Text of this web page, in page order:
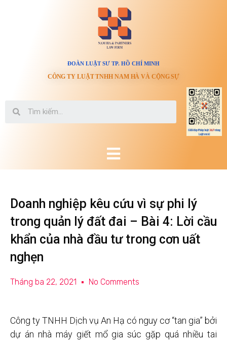
ĐOÀN LUẬT SƯ TP. HỒ CHÍ MINH
CÔNG TY LUẬT TNHH NAM HÀ VÀ CỘNG SỰ
Doanh nghiệp kêu cứu vì sự phi lý
trong quản lý đất đai – Bài 4: Lời cầu
khẩn của nhà đầu tư trong cơn uất
nghẹn
Tháng ba 22, 2021 No Comments
Công ty TNHH Dịch vụ An Hạ có nguy cơ “tan gia” bởi
dự án nhà máy giết mổ gia súc gặp quá nhiều tai